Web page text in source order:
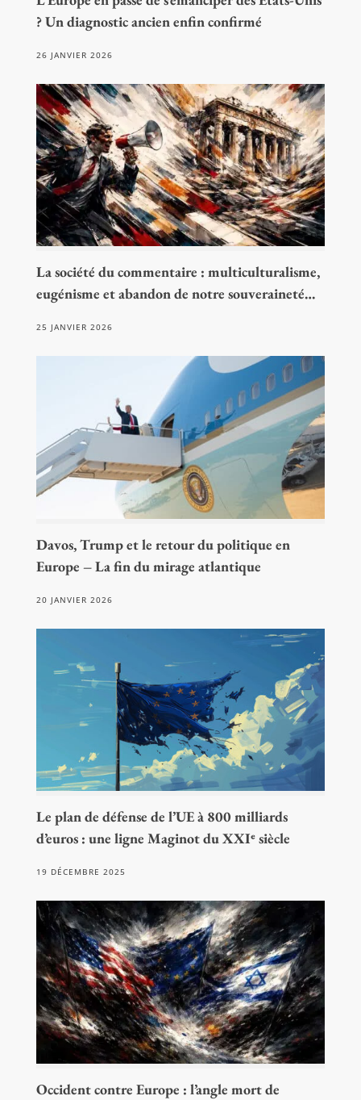
? Un diagnostic ancien enfin confirmé
26 JANVIER 2026
La société du commentaire : multiculturalisme,
eugénisme et abandon de notre souveraineté…
25 JANVIER 2026
Davos, Trump et le retour du politique en
Europe – La fin du mirage atlantique
20 JANVIER 2026
Le plan de défense de l’UE à 800 milliards
d’euros : une ligne Maginot du XXIᵉ siècle
19 DÉCEMBRE 2025
Occident contre Europe : l’angle mort de